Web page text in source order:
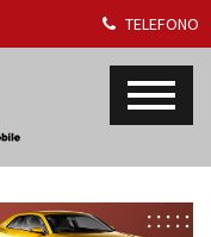
TELEFONO